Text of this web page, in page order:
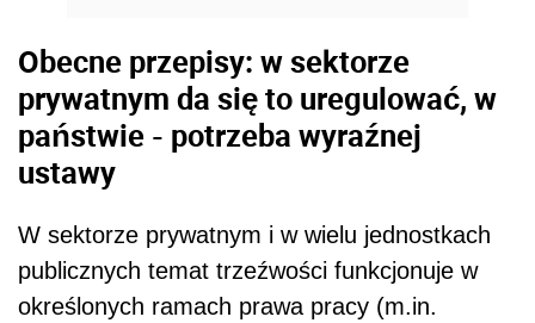
Obecne przepisy: w sektorze
prywatnym da się to uregulować, w
państwie - potrzeba wyraźnej
ustawy
W sektorze prywatnym i w wielu jednostkach
publicznych temat trzeźwości funkcjonuje w
określonych ramach prawa pracy (m.in.